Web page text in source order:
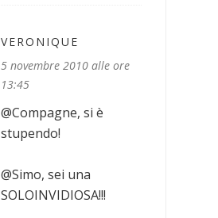
VERONIQUE
5 novembre 2010 alle ore
13:45
@Compagne, si è
stupendo!
@Simo, sei una
SOLOINVIDIOSA!!!